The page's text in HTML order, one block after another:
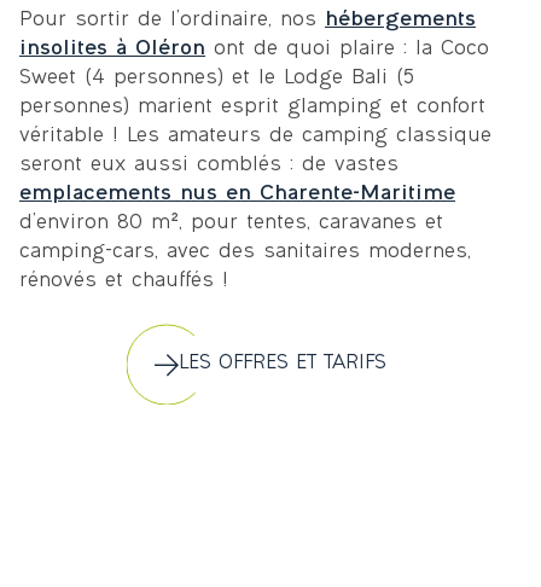
Pour sortir de l’ordinaire, nos hébergements
insolites à Oléron ont de quoi plaire : la Coco
Sweet (4 personnes) et le Lodge Bali (5
personnes) marient esprit glamping et confort
véritable ! Les amateurs de camping classique
seront eux aussi comblés : de vastes
emplacements nus en Charente-Maritime
d’environ 80 m², pour tentes, caravanes et
camping-cars, avec des sanitaires modernes,
rénovés et chauffés !
LES OFFRES ET TARIFS